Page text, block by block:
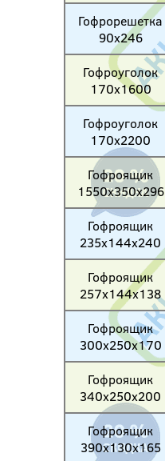
Гофрорешетка
90х246
Гофроуголок
170х1600
Гофроуголок
170х2200
Гофроящик
1550х350х296
Гофроящик
235х144х240
Гофроящик
257х144х138
Гофроящик
300х250х170
Гофроящик
340х250х200
Гофроящик
390х130х165